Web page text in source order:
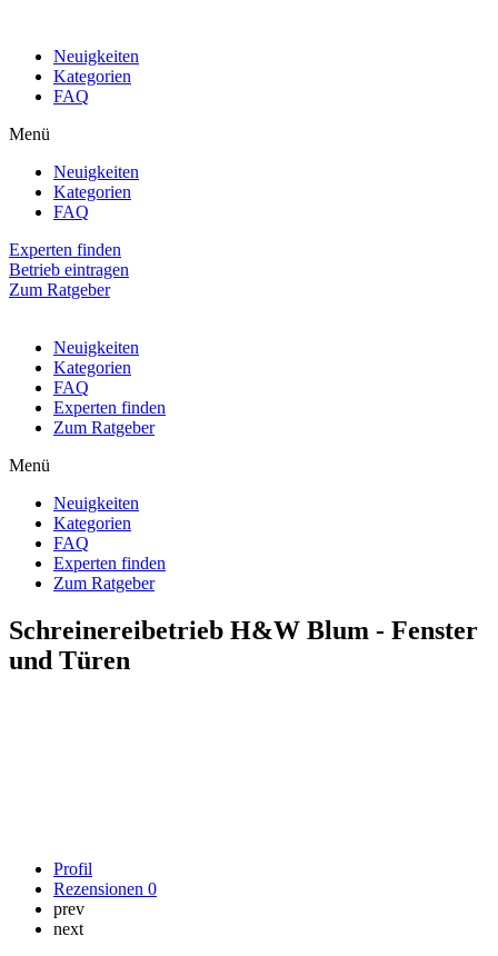
Neuigkeiten
Kategorien
FAQ
Menü
Neuigkeiten
Kategorien
FAQ
Experten finden
Betrieb eintragen
Zum Ratgeber
Neuigkeiten
Kategorien
FAQ
Experten finden
Zum Ratgeber
Menü
Neuigkeiten
Kategorien
FAQ
Experten finden
Zum Ratgeber
Schreinereibetrieb H&W Blum - Fenster
und Türen
Profil
Rezensionen 0
prev
next